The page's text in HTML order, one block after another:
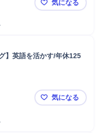
事業戦略立案
海外業務
【宇宙×新
気になる
】英語を活かす/年休125
新宿【テク
気になる